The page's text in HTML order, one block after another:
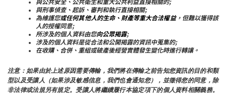
與刑事偵查、起訴、審判和執行直接相關;
為維護您或任何其他人的生命、財產等重大合法權益，但難以獲得該
人的授權同意;
所涉及的個人資料由您向公眾揭露;
涉及的個人資料是從合法和公開揭露的資訊中蒐集的;
在收購、合併、重組或破產後經營實體發生變化時進行轉讓。
注意：如果由於上述原因需要傳輸，我們將在傳輸之前告知您資訊的目的和類
型以及受讓人（如果涉及敏感信息，我們也會通知您），並徵得您的同意，除
非法律或法規另有規定。受讓人將繼續履行本協定項下的個人資料相關義務。